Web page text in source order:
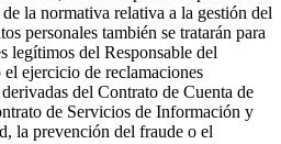
la normativa relativa a la gestión del
personales también se tratarán para
legítimos del Responsable del
ejercicio de reclamaciones
del Contrato de Cuenta de
de Servicios de Información y
la prevención del fraude o el